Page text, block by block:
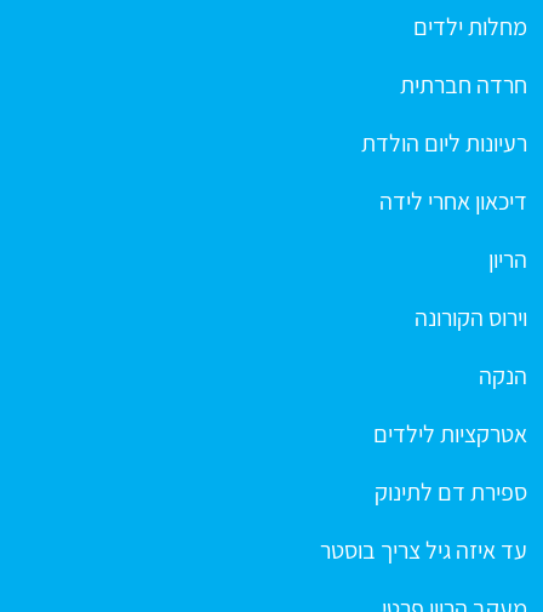
מחלות ילדים
חרדה חברתית
רעיונות ליום הולדת
דיכאון אחרי לידה
הריון
וירוס הקורונה
הנקה
אטרקציות לילדים
ספירת דם לתינוק
עד איזה גיל צריך בוסטר